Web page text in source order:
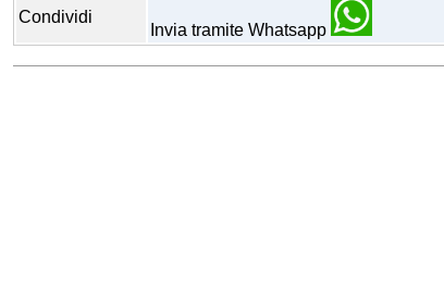
Condividi
Invia tramite Whatsapp